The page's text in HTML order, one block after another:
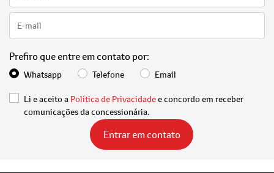
Prefiro que entre em contato por:
Whatsapp Telefone Email
Li e aceito a Política de Privacidadee concordo em receber
comunicações da concessionária.
Entrar em contato